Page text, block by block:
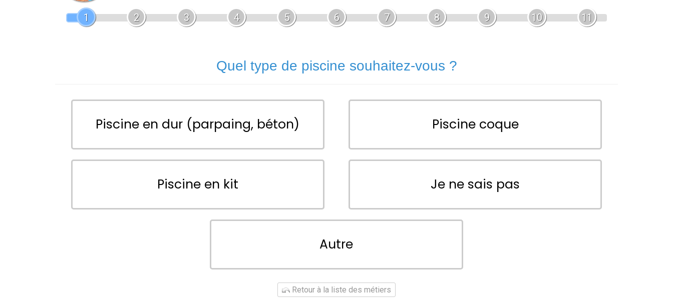
1 2 3 4 5 6 7 8 9 10 11
Quel type de piscine souhaitez-vous ?
Piscine en dur (parpaing, béton) Piscine coque
Piscine en kit Je ne sais pas
Autre
Retour à la liste des métiers